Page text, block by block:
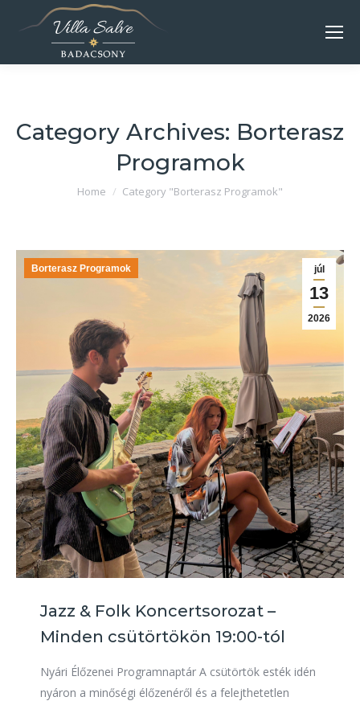
Category Archives: Borterasz
Programok
You are here:
Home Category "Borterasz Programok"
júl
13
2026
Borterasz Programok
Jazz & Folk Koncertsorozat –
Minden csütörtökön 19:00-tól
Nyári Élőzenei Programnaptár A csütörtök esték idén
nyáron a minőségi élőzenéről és a felejthetetlen